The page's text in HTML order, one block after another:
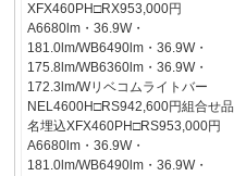
XFX460PH□RX953,000円
A6680lm・36.9W・
181.0lm/WB6490lm・36.9W・
175.8lm/WB6360lm・36.9W・
172.3lm/Wリベコムライトバー
NEL4600H□RS942,600円組合せ品
名埋込XFX460PH□RS953,000円
A6680lm・36.9W・
181.0lm/WB6490lm・36.9W・